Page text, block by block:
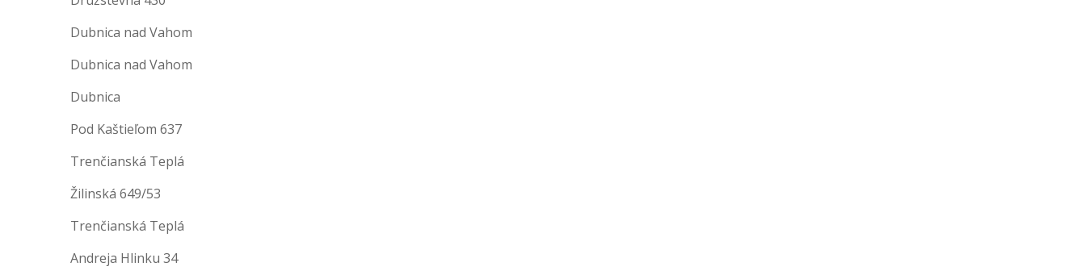
Dubnica nad Vahom
Dubnica nad Vahom
Dubnica
Pod Kaštieľom 637
Trenčianská Teplá
Žilinská 649/53
Trenčianská Teplá
Andreja Hlinku 34